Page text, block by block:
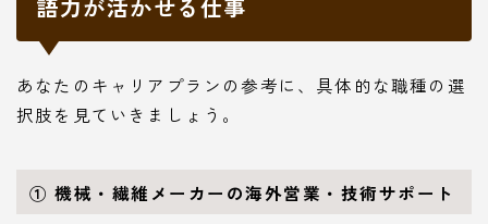
語力が活かせる仕事
あなたのキャリアプランの参考に、具体的な職種の選
択肢を見ていきましょう。
① 機械・繊維メーカーの海外営業・技術サポート